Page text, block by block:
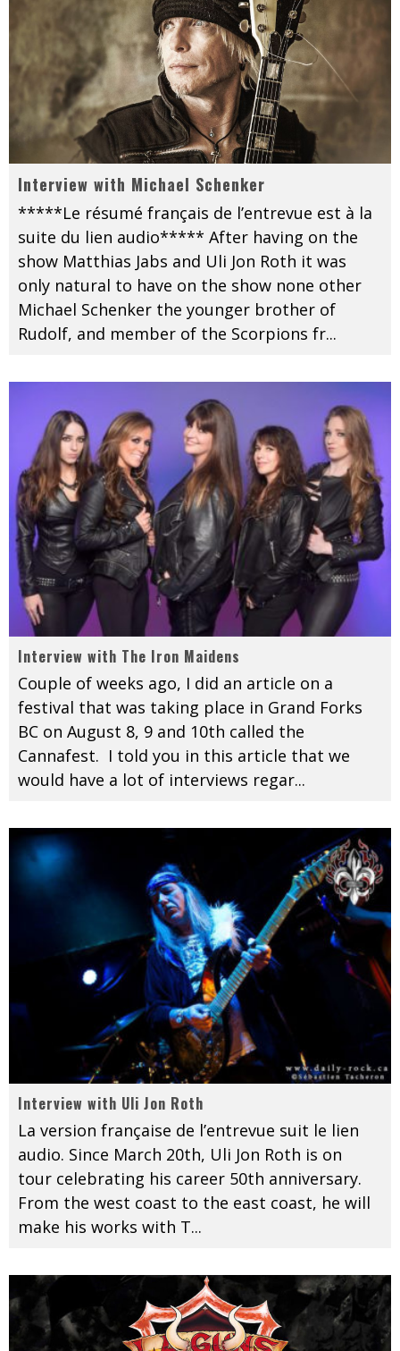
Interview with Michael Schenker
*****Le résumé français de l’entrevue est à la
suite du lien audio***** After having on the
show Matthias Jabs and Uli Jon Roth it was
only natural to have on the show none other
Michael Schenker the younger brother of
Rudolf, and member of the Scorpions fr...
Interview with The Iron Maidens
Couple of weeks ago, I did an article on a
festival that was taking place in Grand Forks
BC on August 8, 9 and 10th called the
Cannafest. I told you in this article that we
would have a lot of interviews regar...
Interview with Uli Jon Roth
La version française de l’entrevue suit le lien
audio. Since March 20th, Uli Jon Roth is on
tour celebrating his career 50th anniversary.
From the west coast to the east coast, he will
make his works with T...